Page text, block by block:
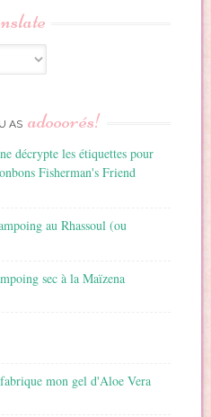
AS adooorés!
décrypte les étiquettes pour
Fisherman's Friend
au Rhassoul (ou
sec à la Maïzena
mon gel d'Aloe Vera